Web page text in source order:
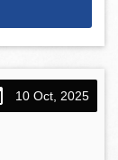
10 Oct, 2025